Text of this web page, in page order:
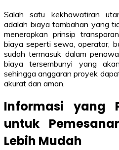
Salah satu kekhawatiran
adalah biaya tambahan yang
menerapkan prinsip
biaya seperti sewa, operator,
sudah termasuk dalam
biaya tersembunyi yang
sehingga anggaran proyek
akurat dan aman.
Informasi yang
untuk
Lebih Mudah